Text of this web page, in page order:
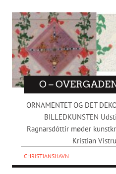
O –
ORNAMENTET OG DET
BILLEDKUNSTEN
Ragnarsdóttir møder
Kristian
CHRISTIANSHAVN